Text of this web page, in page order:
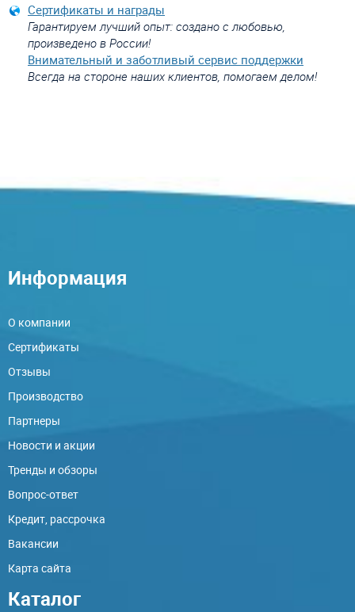
Сертификаты и награды
Гарантируем лучший опыт: создано с любовью,
произведено в России!
Внимательный и заботливый сервис поддержки
Всегда на стороне наших клиентов, помогаем делом!
Информация
О компании
Сертификаты
Отзывы
Производство
Партнеры
Новости и акции
Тренды и обзоры
Вопрос-ответ
Кредит, рассрочка
Вакансии
Карта сайта
Каталог